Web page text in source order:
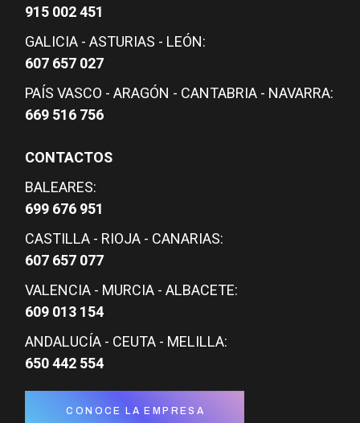
915 002 451
GALICIA - ASTURIAS - LEÓN:
607 657 027
PAÍS VASCO - ARAGÓN - CANTABRIA - NAVARRA:
669 516 756
CONTACTOS
BALEARES:
699 676 951
CASTILLA - RIOJA - CANARIAS:
607 657 077
VALENCIA - MURCIA - ALBACETE:
609 013 154
ANDALUCÍA - CEUTA - MELILLA:
650 442 554
CONOCE LA EMPRESA